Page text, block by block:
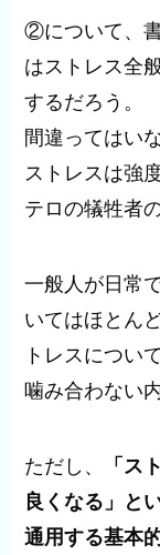
②について、
はストレス全
するだろう。
間違ってはい
ストレスは強
テロの犠牲者
一般人が日常
いてはほとん
トレスについ
噛み合わない
ただし、
「ス
良くなる」と
通用する基本